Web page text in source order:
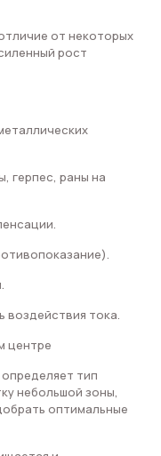
от некоторых
рост
герпес, раны на
воздействия тока.
центре
тип
небольшой зоны,
оптимальные